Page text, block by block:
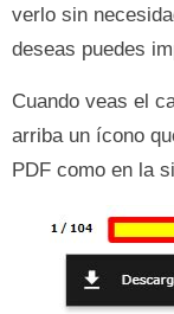
verlo sin
deseas puedes
Cuando veas el
arriba un ícono
PDF como en la